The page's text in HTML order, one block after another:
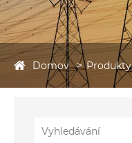
Domov Produkty